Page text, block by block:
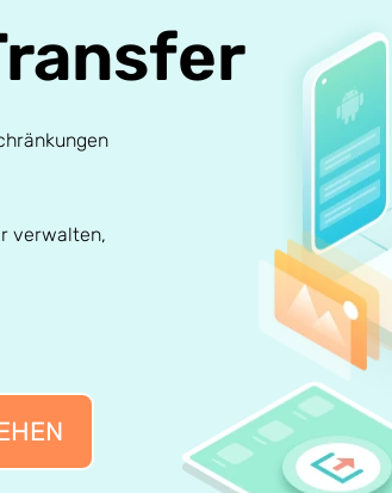
verwalten,